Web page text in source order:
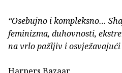
“Osebujno i kompleksno…
feminizma, duhovnosti,
na vrlo pažljiv i osvježavajući